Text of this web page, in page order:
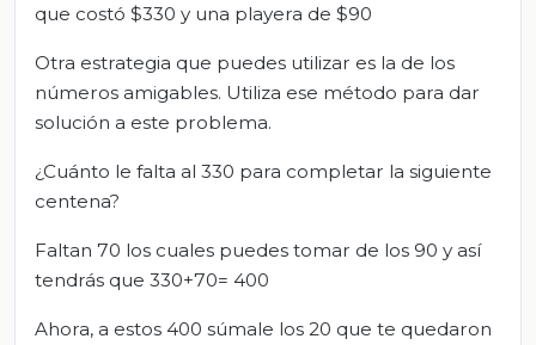
que costó $330 y una playera de $90
Otra estrategia que puedes utilizar es la de los
números amigables. Utiliza ese método para dar
solución a este problema.
¿Cuánto le falta al 330 para completar la siguiente
centena?
Faltan 70 los cuales puedes tomar de los 90 y así
tendrás que 330+70= 400
Ahora, a estos 400 súmale los 20 que te quedaron